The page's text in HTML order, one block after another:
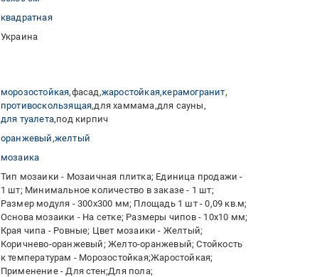
квадратная
Украина
морозостойкая фасад жаростойкая керамогранит
противоскользящая для хаммама для сауны
для туалета под кирпич
оранжевый желтый
мозаика
Тип мозаики - Мозаичная плитка; Единица продажи -
1 шт; Минимальное количество в заказе - 1 шт;
Размер модуля - 300х300 мм; Площадь 1 шт - 0,09 кв.м;
Основа мозаики - На сетке; Размеры чипов - 10x10 мм;
Края чипа - Ровные; Цвет мозаики - Желтый;
Коричнево-оранжевый; Желто-оранжевый; Стойкость
к температурам - Морозостойкая;Жаростойкая;
Применение - Для стен;Для пола;